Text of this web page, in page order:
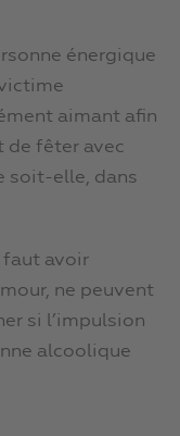
énergique
aimant afin
de fêter avec
soit-elle, dans
faut avoir
ne peuvent
si l’impulsion
alcoolique